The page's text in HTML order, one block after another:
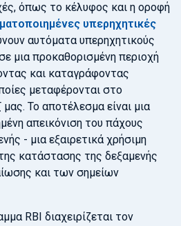
όπως το κέλυφος και η οροφή
υπερηχητικές
αυτόματα υπερηχητικούς
μια προκαθορισμένη περιοχή
και καταγράφοντας
μεταφέρονται στο
μας. Το αποτέλεσμα είναι μια
απεικόνιση του πάχους
- μια εξαιρετικά χρήσιμη
κατάστασης της δεξαμενής
και των σημείων
RBI διαχειρίζεται τον